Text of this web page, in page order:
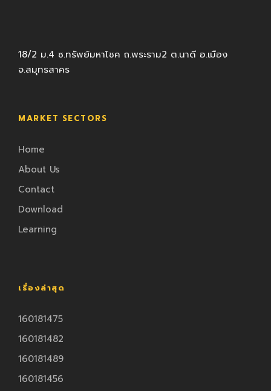
18/2 ม.4 ซ.ทรัพย์มหาโชค ถ.พระราม2 ต.นาดี อ.เมือง
จ.สมุทรสาคร
MARKET SECTORS
Home
About Us
Contact
Download
Learning
เรื่องล่าสุด
160181475
160181482
160181489
160181456